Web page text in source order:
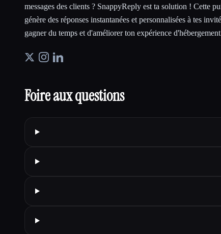
messages des clients ? SnappyReply est ta solution ! Cette
génère des réponses instantanées et personnalisées à tes
gagner du temps et d'améliorer ton expérience
Foire aux questions